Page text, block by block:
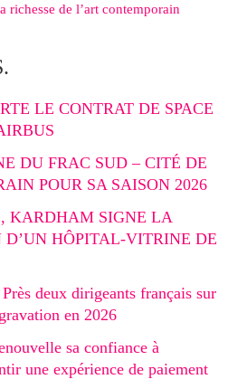
de l’art contemporain
LE CONTRAT DE SPACE
DU FRAC SUD – CITÉ DE
POUR SA SAISON 2026
KARDHAM SIGNE LA
D’UN HÔPITAL-VITRINE DE
deux dirigeants français sur
en 2026
sa confiance à
une expérience de paiement